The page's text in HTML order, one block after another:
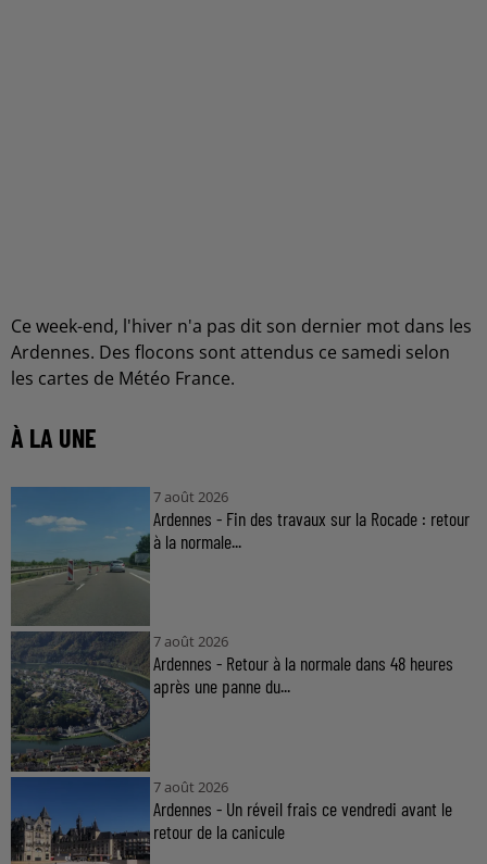
Ce week-end, l'hiver n'a pas dit son dernier mot dans les
Ardennes. Des flocons sont attendus ce samedi selon
les cartes de Météo France.
À LA UNE
7 août 2026
Ardennes - Fin des travaux sur la Rocade : retour
à la normale...
7 août 2026
Ardennes - Retour à la normale dans 48 heures
après une panne du...
7 août 2026
Ardennes - Un réveil frais ce vendredi avant le
retour de la canicule